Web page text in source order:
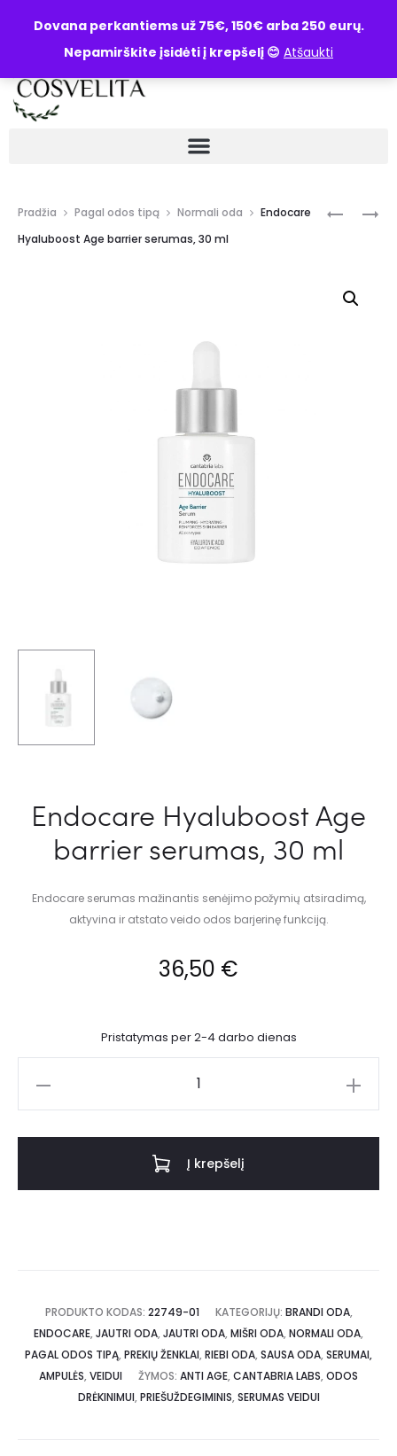
Dovana perkantiems už 75€, 150€ arba 250 eurų.
Nepamirškite įsidėti į krepšelį 😊 Atšaukti
UŽKLAUSA
Pradžia Pagal odos tipą Normali oda
Endocare
Hyaluboost Age barrier serumas, 30 ml
Endocare Hyaluboost Age
barrier serumas, 30 ml
Endocare serumas mažinantis senėjimo požymių atsiradimą,
aktyvina ir atstato veido odos barjerinę funkciją.
36,50 €
Pristatymas per 2-4 darbo dienas
Į krepšelį
PRODUKTO KODAS: 22749-01 KATEGORIJŲ: BRANDI ODA,
ENDOCARE, JAUTRI ODA, JAUTRI ODA, MIŠRI ODA, NORMALI ODA,
PAGAL ODOS TIPĄ, PREKIŲ ŽENKLAI, RIEBI ODA, SAUSA ODA, SERUMAI,
AMPULĖS, VEIDUI ŽYMOS: ANTI AGE, CANTABRIA LABS, ODOS
DRĖKINIMUI, PRIEŠUŽDEGIMINIS, SERUMAS VEIDUI